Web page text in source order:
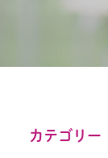
カテゴリー